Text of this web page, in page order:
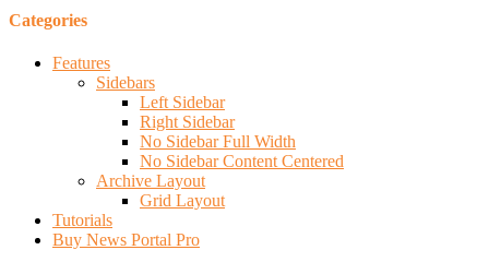
Categories
Features
Sidebars
Left Sidebar
Right Sidebar
No Sidebar Full Width
No Sidebar Content Centered
Archive Layout
Grid Layout
Tutorials
Buy News Portal Pro